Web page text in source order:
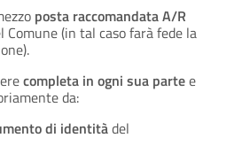
posta raccomandata A/R
Comune (in tal caso farà fede la
completa in ogni sua partee
da:
di identitàdel